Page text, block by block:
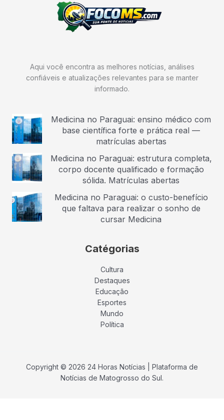
Aqui você encontra as melhores notícias, análises
confiáveis e atualizações relevantes para se manter
informado.
Medicina no Paraguai: ensino médico com
base científica forte e prática real —
matrículas abertas
Medicina no Paraguai: estrutura completa,
corpo docente qualificado e formação
sólida. Matrículas abertas
Medicina no Paraguai: o custo-benefício
que faltava para realizar o sonho de
cursar Medicina
Catégorias
Cultura
Destaques
Educação
Esportes
Mundo
Política
Copyright © 2026 24 Horas Notícias | Plataforma de
Notícias de Matogrosso do Sul.